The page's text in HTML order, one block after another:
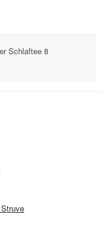
Schlaftee 8